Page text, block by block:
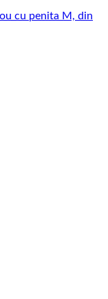
cu penita M, din